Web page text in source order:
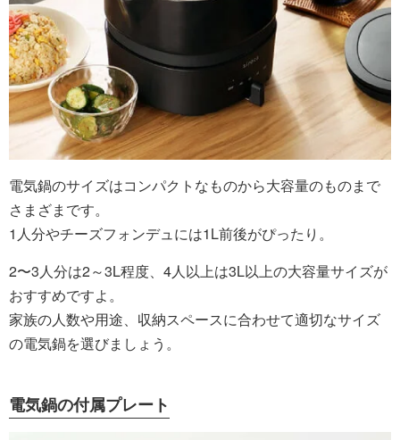
電気鍋のサイズはコンパクトなものから大容量のものまで
さまざまです。
1人分やチーズフォンデュには1L前後がぴったり。
2〜3人分は2～3L程度、4人以上は3L以上の大容量サイズが
おすすめですよ。
家族の人数や用途、収納スペースに合わせて適切なサイズ
の電気鍋を選びましょう。
電気鍋の付属プレート